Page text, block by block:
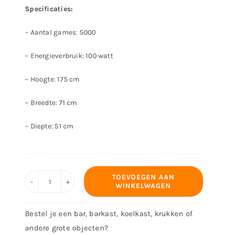
Specificaties:
– Aantal games: 5000
– Energieverbruik: 100 watt
– Hoogte: 175 cm
– Breedte: 71 cm
– Diepte: 51 cm
Arcadekast
Kong
Slim
TOEVOEGEN AAN
WINKELWAGEN
Bestel je een bar, barkast, koelkast, krukken of
andere grote objecten?